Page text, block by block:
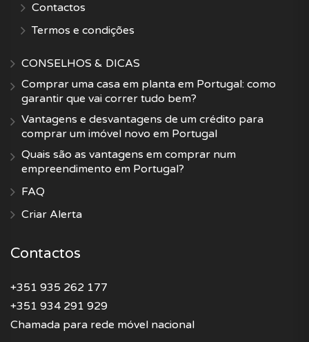
Contactos
Termos e condições
CONSELHOS & DICAS
Comprar uma casa em planta em Portugal: como
garantir que vai correr tudo bem?
Vantagens e desvantagens de um crédito para
comprar um imóvel novo em Portugal
Quais são as vantagens em comprar num
empreendimento em Portugal?
FAQ
Criar Alerta
Contactos
+351 935 262 177
+351 934 291 929
Chamada para rede móvel nacional